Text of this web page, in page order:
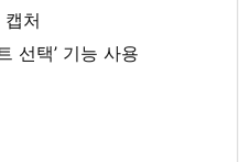
처
선택’ 기능 사용